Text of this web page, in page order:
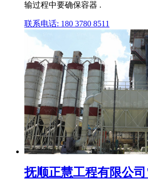
输过程中要确保容器 .
联系电话: 180 3780 8511
抚顺正慧工程有限公